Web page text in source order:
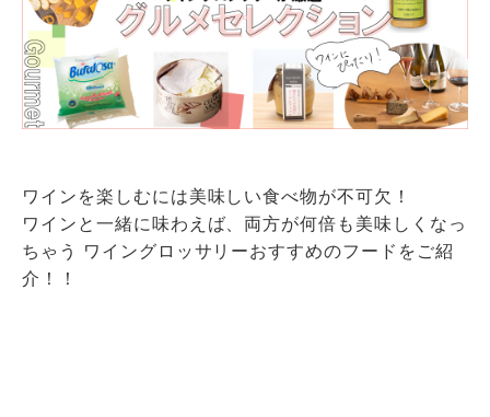
ワインを楽しむには美味しい食べ物が不可欠！
ワインと一緒に味わえば、両方が何倍も美味しくなっ
ちゃう ワイングロッサリーおすすめのフードをご紹
介！！